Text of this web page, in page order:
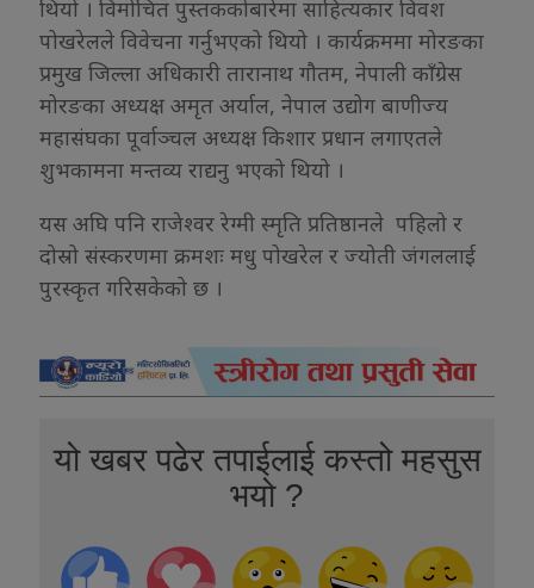
थियो । विमोचित पुस्तककोबारेमा साहित्यकार विवश
पोखरेलले विवेचना गर्नुभएको थियो । कार्यक्रममा मोरङका
प्रमुख जिल्ला अधिकारी तारानाथ गौतम, नेपाली काँग्रेस
मोरङका अध्यक्ष अमृत अर्याल, नेपाल उद्योग बाणीज्य
महासंघका पूर्वाञ्चल अध्यक्ष किशार प्रधान लगाएतले
शुभकामना मन्तव्य राद्यनु भएको थियो ।
यस अघि पनि राजेश्वर रेग्मी स्मृति प्रतिष्ठानले पहिलो र
दोस्रो संस्करणमा क्रमशः मधु पोखरेल र ज्योती जंगललाई
पुरस्कृत गरिसकेको छ ।
यो खबर पढेर तपाईलाई कस्तो महसुस
भयो ?